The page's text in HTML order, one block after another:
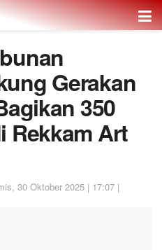
Gerakan
350
Rekkam Art
30 Oktober 2025 | 17:07 |